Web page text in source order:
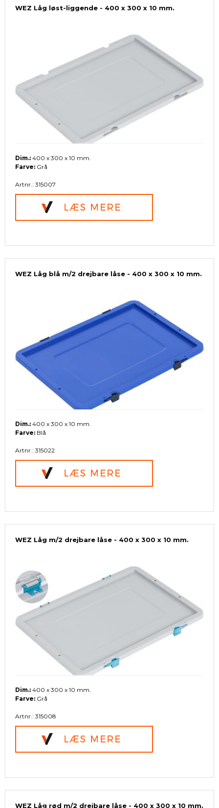
WEZ Låg løst-liggende - 400 x 300 x 10 mm.
Dim.: 400 x 300 x 10 mm.
Farve: Grå
Artnr.: 315007
WEZ Låg blå m/2 drejbare låse - 400 x 300 x 10 mm.
Dim.: 400 x 300 x 10 mm.
Farve: Blå
Artnr.: 315022
WEZ Låg m/2 drejbare låse - 400 x 300 x 10 mm.
Dim.: 400 x 300 x 10 mm.
Farve: Grå
Artnr.: 315008
WEZ Låg rød m/2 drejbare låse - 400 x 300 x 10 mm.